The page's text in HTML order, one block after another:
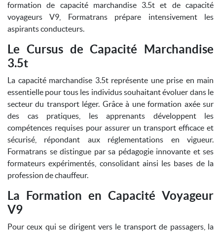
formation de capacité marchandise 3.5t et de capacité
voyageurs V9, Formatrans prépare intensivement les
aspirants conducteurs.
Le Cursus de Capacité Marchandise
3.5t
La capacité marchandise 3.5t représente une prise en main
essentielle pour tous les individus souhaitant évoluer dans le
secteur du transport léger. Grâce à une formation axée sur
des cas pratiques, les apprenants développent les
compétences requises pour assurer un transport efficace et
sécurisé, répondant aux réglementations en vigueur.
Formatrans se distingue par sa pédagogie innovante et ses
formateurs expérimentés, consolidant ainsi les bases de la
profession de chauffeur.
La Formation en Capacité Voyageur
V9
Pour ceux qui se dirigent vers le transport de passagers, la